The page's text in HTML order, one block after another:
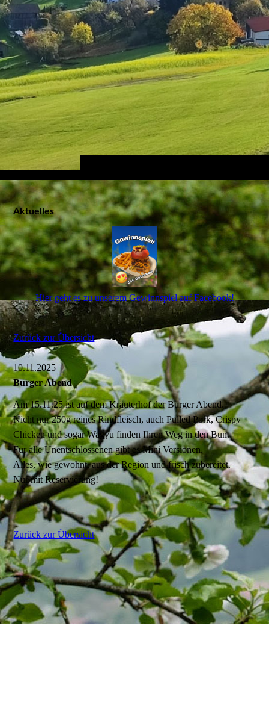
Aktuelles
Hier geht es zu unserem Gewinnspiel auf Facebook!
Zurück zur Übersicht
10.11.2025
Burger Abend
Am 15.11.25 ist auf dem Kräuterhof der Burger Abend.
Nicht nur 250g reines Rindfleisch, auch Pulled Pork, Crispy
Chicken und sogar Wagyu finden Ihren Weg in den Bun.
Für alle Unentschlossenen gibt es Mini Versionen.
Alles, wie gewohnt, aus der Region und frisch zubereitet.
Nur mit Reservierung!
Zurück zur Übersicht